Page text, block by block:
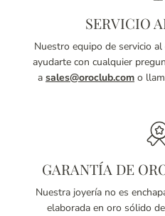
SERVICIO
Nuestro equipo de servicio
ayudarte con cualquier
a sales@oroclub.com o
GARANTÍA DE
Nuestra joyería no es
elaborada en oro sólido